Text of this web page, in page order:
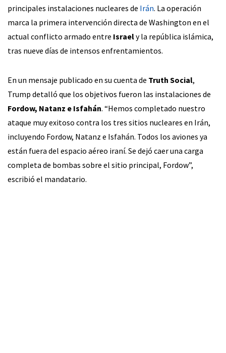
principales instalaciones nucleares de Irán. La operación
marca la primera intervención directa de Washington en el
actual conflicto armado entre Israely la república islámica,
tras nueve días de intensos enfrentamientos.
En un mensaje publicado en su cuenta de Truth Social,
Trump detalló que los objetivos fueron las instalaciones de
Fordow, Natanz e Isfahán. “Hemos completado nuestro
ataque muy exitoso contra los tres sitios nucleares en Irán,
incluyendo Fordow, Natanz e Isfahán. Todos los aviones ya
están fuera del espacio aéreo iraní. Se dejó caer una carga
completa de bombas sobre el sitio principal, Fordow”,
escribió el mandatario.